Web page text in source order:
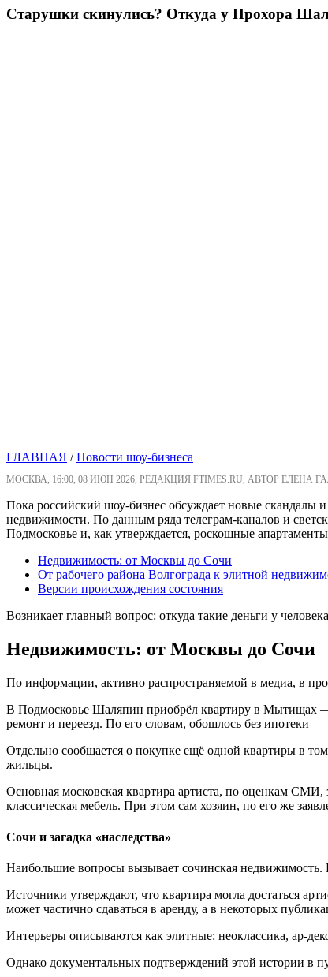
Старушки скинулись? Откуда у Прохора
ГЛАВНАЯ /Новости шоу-бизнеса
МОСКВА, 16:00, 08 ИЮН 2026, РЕДАКЦИЯ FTIMES.RU, АВТОР ЕЛЕНА
Пока российский шоу-бизнес обсуждает новые
недвижимости. По данным ряда телеграм-каналов и
Подмосковье и, как утверждается, роскошные
Недвижимость: от Москвы до Сочи
От рабочего района Волгограда к элитной
Версии происхождения состояния
Возникает главный вопрос: откуда такие деньги у
Недвижимость: от Москвы до Сочи
По информации, активно распространяемой в медиа, в
В Подмосковье Шаляпин приобрёл квартиру в Мытищах —
ремонт и переезд. По его словам, обошлось без ипотеки
Отдельно сообщается о покупке ещё одной квартиры в
жильцы.
Основная московская квартира артиста, по оценкам
классическая мебель. При этом сам хозяин, по его же
Сочи и загадка «наследства»
Наибольшие вопросы вызывает сочинская
Источники утверждают, что квартира могла достаться
может частично сдаваться в аренду, а в некоторых
Интерьеры описываются как элитные: неоклассика, ар-
Однако документальных подтверждений этой истории в